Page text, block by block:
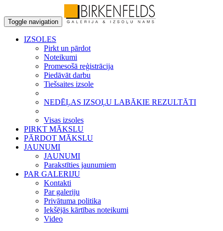
Toggle navigation
IZSOLES
Pirkt un pārdot
Noteikumi
Promesošā reģistrācija
Piedāvāt darbu
Tiešsaites izsole
NEDĒĻAS IZSOĻU LABĀKIE REZULTĀTI
Visas izsoles
PIRKT MĀKSLU
PĀRDOT MĀKSLU
JAUNUMI
JAUNUMI
Parakstīties jaunumiem
PAR GALERIJU
Kontakti
Par galeriju
Privātuma politika
Iekšējās kārtības noteikumi
Video